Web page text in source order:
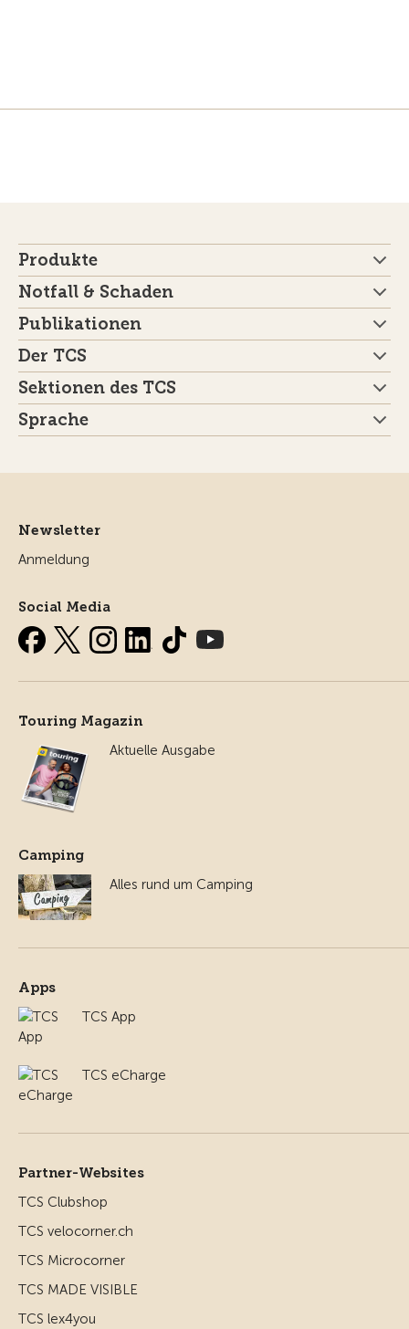
Produkte
Notfall & Schaden
Publikationen
Der TCS
Sektionen des TCS
Sprache
Newsletter
Anmeldung
Social Media
Touring Magazin
Aktuelle Ausgabe
Camping
Alles rund um Camping
Apps
TCS App
TCS eCharge
Partner-Websites
TCS Clubshop
TCS velocorner.ch
TCS Microcorner
TCS MADE VISIBLE
TCS lex4you